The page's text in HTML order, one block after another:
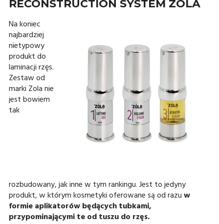
RECONSTRUCTION SYSTEM ZOLA
Na koniec
najbardziej
nietypowy
produkt do
laminacji rzęs.
Zestaw od
marki Zola nie
jest bowiem
tak
rozbudowany, jak inne w tym rankingu. Jest to jedyny
produkt, w którym kosmetyki oferowane są od razuw
formie aplikatorów będących tubkami,
przypominającymi te od tuszu do rzęs.